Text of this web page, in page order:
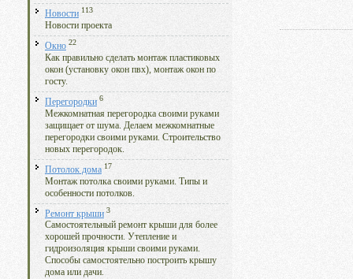
Новости 113
Новости проекта
Окно 22
Как правильно сделать монтаж пластиковых
окон (установку окон пвх), монтаж окон по
госту.
Перегородки 6
Межкомнатная перегородка своими руками
защищает от шума. Делаем межкомнатные
перегородки своими руками. Строительство
новых перегородок.
Потолок дома 17
Монтаж потолка своими руками. Типы и
особенности потолков.
Ремонт крыши 3
Самостоятельный ремонт крыши для более
хорошей прочности. Утепление и
гидроизоляция крыши своими руками.
Способы самостоятельно построить крышу
дома или дачи.